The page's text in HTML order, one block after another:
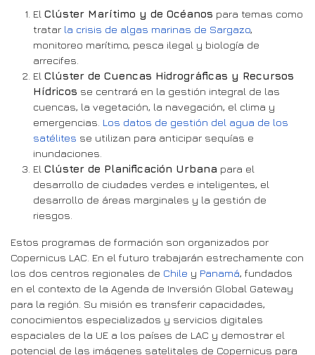
El Clúster Marítimo y de Océanos para temas como
tratar la crisis de algas marinas de Sargazo,
monitoreo marítimo, pesca ilegal y biología de
arrecifes.
El Clúster de Cuencas Hidrográficas y Recursos
Hídricos se centrará en la gestión integral de las
cuencas, la vegetación, la navegación, el clima y
emergencias. Los datos de gestión del agua de los
satélites se utilizan para anticipar sequías e
inundaciones.
El Clúster de Planificación Urbana para el
desarrollo de ciudades verdes e inteligentes, el
desarrollo de áreas marginales y la gestión de
riesgos.
Estos programas de formación son organizados por
Copernicus LAC. En el futuro trabajarán estrechamente con
los dos centros regionales de Chile y Panamá, fundados
en el contexto de la Agenda de Inversión Global Gateway
para la región. Su misión es transferir capacidades,
conocimientos especializados y servicios digitales
espaciales de la UE a los países de LAC y demostrar el
potencial de las imágenes satelitales de Copernicus para